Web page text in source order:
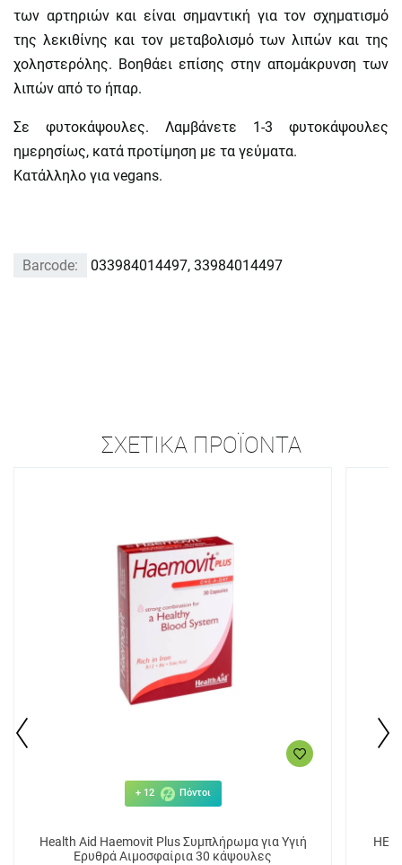
των αρτηριών και είναι σημαντική για τον σχηματισμό
της λεκιθίνης και τον μεταβολισμό των λιπών και της
χοληστερόλης. Βοηθάει επίσης στην απομάκρυνση των
λιπών από το ήπαρ.
Σε φυτοκάψουλες. Λαμβάνετε 1-3 φυτοκάψουλες
ημερησίως, κατά προτίμηση με τα γεύματα.
Κατάλληλο για vegans.
Barcode: 033984014497, 33984014497
ΣΧΕΤΙΚΆ ΠΡΟΪΌΝΤΑ
+ 12 Πόντοι
Health Aid Haemovit Plus Συμπλήρωμα για Υγιή
Ερυθρά Αιμοσφαίρια 30 κάψουλες